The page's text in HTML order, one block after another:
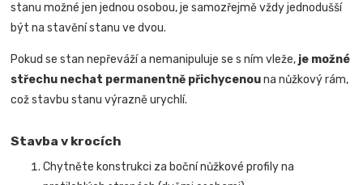
stanu možné jen jednou osobou, je samozřejmě vždy jednodušší
být na stavění stanu ve dvou.
Pokud se stan nepřeváží a nemanipuluje se s ním vleže, je možné
střechu nechat permanentně přichycenouna nůžkový rám,
což stavbu stanu výrazně urychlí.
Stavba v krocích
Chytněte konstrukci za boční nůžkové profily na